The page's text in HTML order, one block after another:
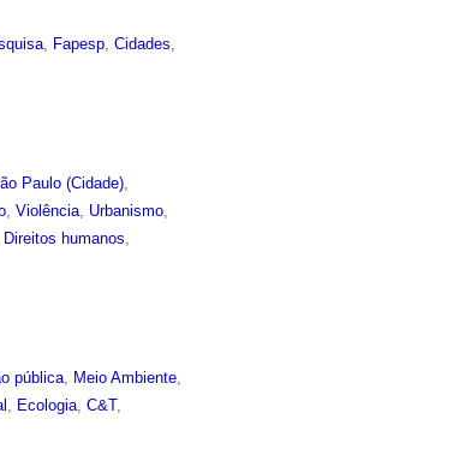
, Fapesp,Cidades,
Paulo (Cidade)
,Violência Urbanismo
Direitos humanos
pública Meio Ambiente
Ecologia ,C&T,